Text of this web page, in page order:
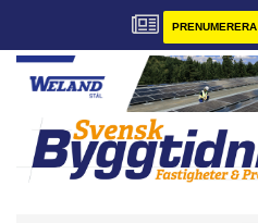
PRENUMERERA